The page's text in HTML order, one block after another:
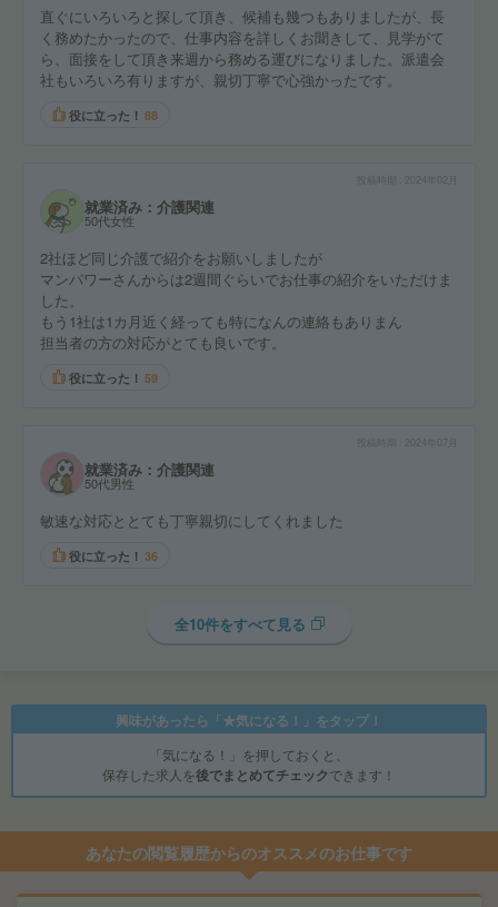
直ぐにいろいろと探して頂き、候補も幾つもありましたが、長
く務めたかったので、仕事内容を詳しくお聞きして、見学がて
ら、面接をして頂き来週から務める運びになりました。派遣会
社もいろいろ有りますが、親切丁寧で心強かったです。
役に立った！ 88
2024年02月
就業済み：介護関連
50代女性
2社ほど同じ介護で紹介をお願いしましたが
マンパワーさんからは2週間ぐらいでお仕事の紹介をいただけま
した。
もう1社は1カ月近く経っても特になんの連絡もありまん
担当者の方の対応がとても良いです。
役に立った！ 59
2024年07月
就業済み：介護関連
50代男性
敏速な対応ととても丁寧親切にしてくれました
役に立った！ 36
全10件をすべて見る
興味があったら「★気になる！」をタップ！
「気になる！」を押しておくと、
保存した求人を後でまとめてチェックできます！
あなたの閲覧履歴からのオススメのお仕事です